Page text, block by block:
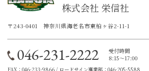
株式会社 栄信社
〒243-0401 神奈川県海老名市東柏ヶ谷2-11-1
046-231-2222
受付時間
8:15～17:00
FAX：046-233-9866 / ロードサイン事業部：046-205-5588